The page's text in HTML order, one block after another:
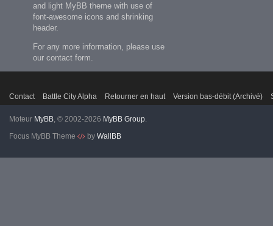
and light MyBB theme with use of
font-awesome icons and shrinking
header.
For any more information, please use
our contact form.
Contact Battle City Alpha Retourner en haut Version bas-débit (Archivé)
Moteur MyBB, © 2002-2026 MyBB Group.
Focus MyBB Theme
by WallBB